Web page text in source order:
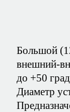
Большой
внешний-
до +50
Диаметр